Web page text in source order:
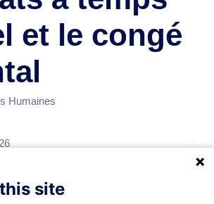
et le congé
Humaines
présentielle
site